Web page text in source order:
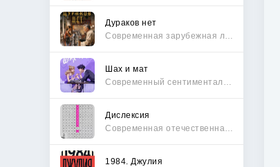
Дураков нет
Шах и мат
Дислексия
1984. Джулия